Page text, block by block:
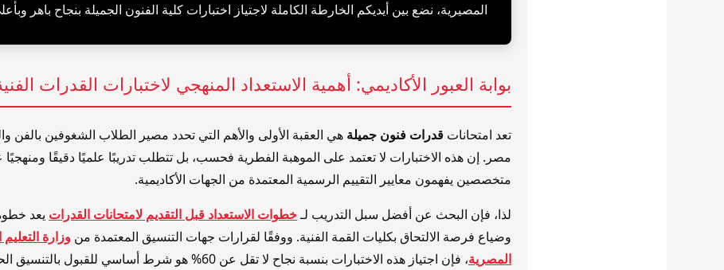
المصيرية، نضع بين أيديكم الخارطة الكاملة لاجتياز اختبارات كلية الفنون الجميلة بنجاح باهر
بوابة العبور الأكاديمي: أهمية الاستعداد المنهجي لاختبارات القدرات
تعد امتحانات قدرات فنون جميلة هي العقبة الأولى والأهم التي تحدد مصير الطلاب الشغوفين بالفن
مصر. إن هذه الاختبارات لا تعتمد على الموهبة الفطرية فحسب، بل تتطلب تدريبًا علميًا دقيقًا
متخصصين يفهمون معايير التقييم الرسمية المعتمدة من الجهات الأكاديمية.
لذا، فإن البحث عن أفضل سبل التدريب لـخطوات الاستعداد قبل التقديم لامتحانات القدرات يعد
وضياع فرصة الالتحاق بكليات القمة الفنية. ووفقًا لقرارات جهات التنسيق المعتمدة من وزارة
المصرية، فإن اجتياز هذه الاختبارات بنسبة نجاح لا تقل عن 60% هو شرط أساسي للقبول بالتنسيق الحكومي عبر